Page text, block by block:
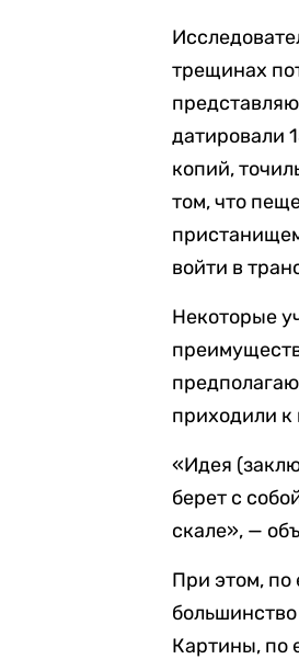
трещинах
датировали
копий,
том, что
войти в
Некоторые
приходили к
«Идея
берет с
скале», —
При этом, по
Картины, по